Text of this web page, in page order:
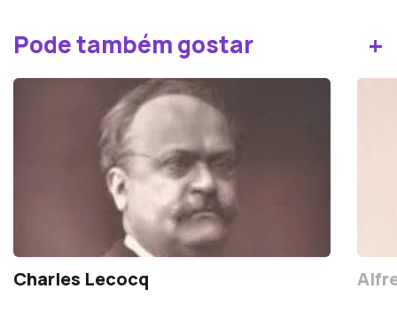
Pode também gostar +
Charles Lecocq